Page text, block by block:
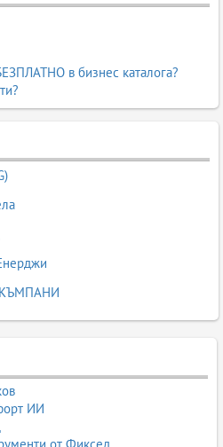
в бизнес каталога?
КЪМПАНИ
ИИ